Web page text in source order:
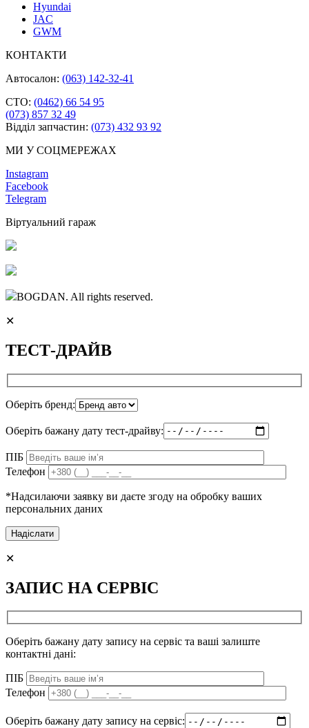
Hyundai
JAC
GWM
КОНТАКТИ
Автосалон: (063) 142-32-41
СТО: (0462) 66 54 95
(073) 857 32 49
Відділ запчастин: (073) 432 93 92
МИ У СОЦМЕРЕЖАХ
Instagram
Facebook
Telegram
Віртуальний гараж
BOGDAN. All rights reserved.
✕
ТЕСТ-ДРАЙВ
Оберіть бренд:
Оберіть бажану дату тест-драйву:
ПІБ
Телефон
*Надсилаючи заявку ви даєте згоду на обробку ваших
персональних даних
✕
ЗАПИС НА СЕРВІС
Оберіть бажану дату запису на сервіс та ваші залиште
контактні дані:
ПІБ
Телефон
Оберіть бажану дату запису на сервіс: